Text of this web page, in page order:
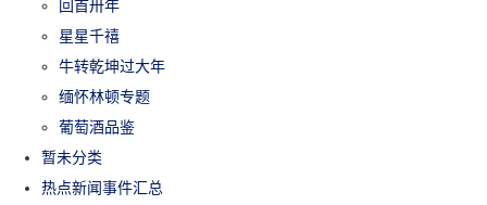
回首卅年
星星千禧
牛转乾坤过大年
缅怀林顿专题
葡萄酒品鉴
暂未分类
热点新闻事件汇总